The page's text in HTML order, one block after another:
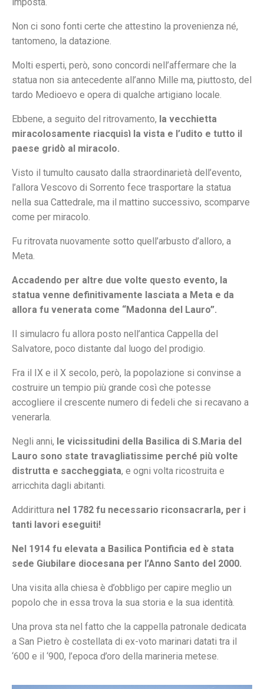
Non ci sono fonti certe che attestino la provenienza né,
tantomeno, la datazione.
Molti esperti, però, sono concordi nell’affermare che la
statua non sia antecedente all’anno Mille ma, piuttosto, del
tardo Medioevo e opera di qualche artigiano locale.
Ebbene, a seguito del ritrovamento, la vecchietta
miracolosamente riacquisì la vista e l’udito e tutto il
paese gridò al miracolo.
Visto il tumulto causato dalla straordinarietà dell’evento,
l’allora Vescovo di Sorrento fece trasportare la statua
nella sua Cattedrale, ma il mattino successivo, scomparve
come per miracolo.
Fu ritrovata nuovamente sotto quell’arbusto d’alloro, a
Meta.
Accadendo per altre due volte questo evento, la
statua venne definitivamente lasciata a Meta e da
allora fu venerata come “Madonna del Lauro”.
Il simulacro fu allora posto nell’antica Cappella del
Salvatore, poco distante dal luogo del prodigio.
Fra il IX e il X secolo, però, la popolazione si convinse a
costruire un tempio più grande così che potesse
accogliere il crescente numero di fedeli che si recavano a
venerarla.
Negli anni, le vicissitudini della Basilica di S.Maria del
Lauro sono state travagliatissime perché più volte
distrutta e saccheggiata, e ogni volta ricostruita e
arricchita dagli abitanti.
Addirittura nel 1782 fu necessario riconsacrarla, per i
tanti lavori eseguiti!
Nel 1914 fu elevata a Basilica Pontificia ed è stata
sede Giubilare diocesana per l’Anno Santo del 2000.
Una visita alla chiesa è d’obbligo per capire meglio un
popolo che in essa trova la sua storia e la sua identità.
Una prova sta nel fatto che la cappella patronale dedicata
a San Pietro è costellata di ex-voto marinari datati tra il
‘600 e il ‘900, l’epoca d’oro della marineria metese.